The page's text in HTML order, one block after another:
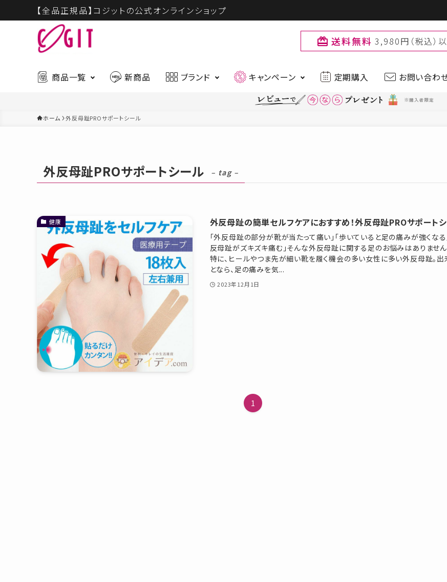
【全品正規品】コジットの公式オンラインショップ
card_giftcard 送料無料 3,980円（税込）
商品一覧
ギフト 慶弔商品
新商品 ブランド
CICA
キャンペーン 定期購入 お問い合わ
最新入荷アイテムはこちら
ビューティー
ファッション
ベビー・キッズ
ブランド
ホーム 外反母趾PROサポートシール
外反母趾PROサポートシール – tag –
健康 外反母趾の簡単セルフケアにおすすめ！外反母趾PROサポート
「外反母趾の部分が靴が当たって痛い」「歩いていると足の痛みが強くなる
反母趾がズキズキ痛む」そんな外反母趾に関する足のお悩みはありません
特に、ヒールやつま先が細い靴を履く機会の多い女性に多い外反母趾。出
となら、足の痛みを気...
2023年12月1日
1